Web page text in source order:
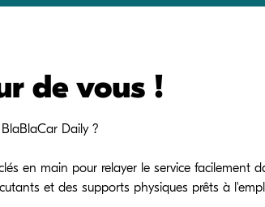
de vous !
Daily ?
en main pour relayer le service facilement
et des supports physiques prêts à